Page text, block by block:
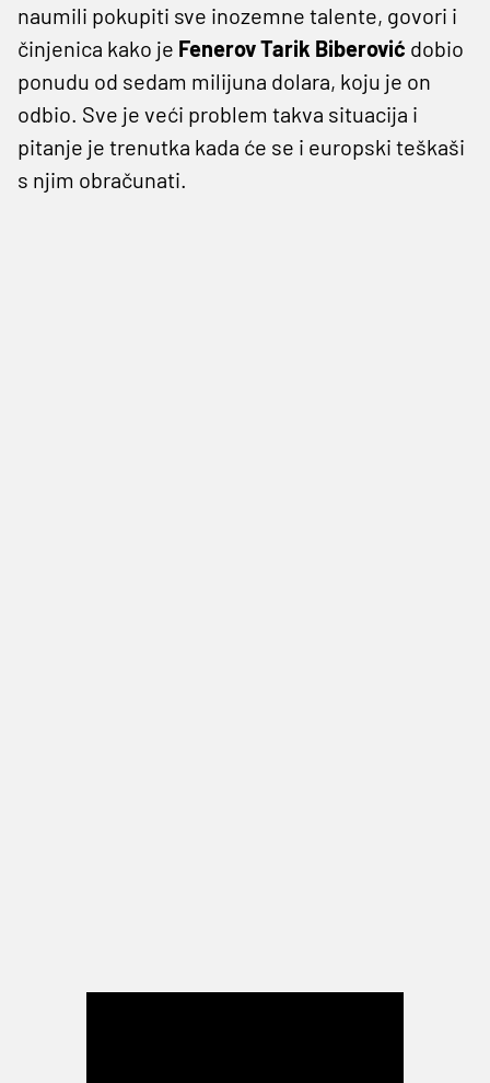
naumili pokupiti sve inozemne talente, govori i
činjenica kako je Fenerov Tarik Biberović dobio
ponudu od sedam milijuna dolara, koju je on
odbio. Sve je veći problem takva situacija i
pitanje je trenutka kada će se i europski teškaši
s njim obračunati.